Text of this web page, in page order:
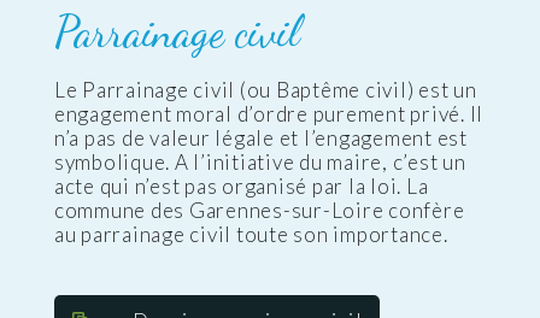
Parrainage civil
Le Parrainage civil (ou Baptême civil) est un
engagement moral d’ordre purement privé. Il
n’a pas de valeur légale et l’engagement est
symbolique. A l’initiative du maire, c’est un
acte qui n’est pas organisé par la loi. La
commune des Garennes-sur-Loire confère
au parrainage civil toute son importance.